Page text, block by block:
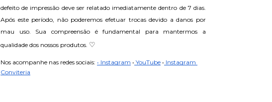
defeito de impressão deve ser relatado imediatamente dentro de 7 dias.
Após este período, não poderemos efetuar trocas devido a danos por
mau uso. Sua compreensão é fundamental para mantermos a
qualidade dos nossos produtos. ♡
Nos acompanhe nas redes sociais: • Instagram • YouTube • Instagram
Conviteria